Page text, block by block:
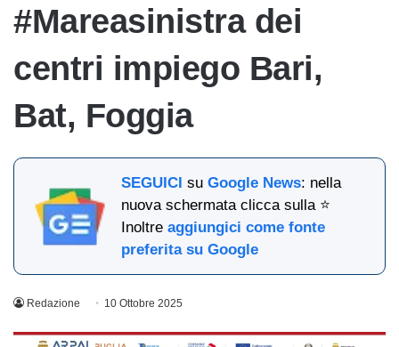
#Mareasinistra dei
centri impiego Bari,
Bat, Foggia
SEGUICI suGoogle News: nella
nuova schermata clicca sulla ⭐
Inoltreaggiungici come fonte
preferita su Google
Redazione 10 Ottobre 2025